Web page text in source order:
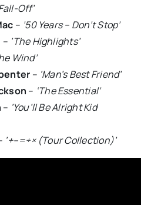
Off’
– ’50 Years – Don’t Stop’
– ‘The Highlights’
Wind’
– ‘Man’s Best Friend’
– ‘The Essential’
– ‘You’ll Be Alright Kid
‘+–=÷× (Tour Collection)’